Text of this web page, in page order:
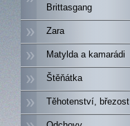
Brittasgang
Zara
Matylda a kamarádi
Štěňátka
Těhotenství, březost